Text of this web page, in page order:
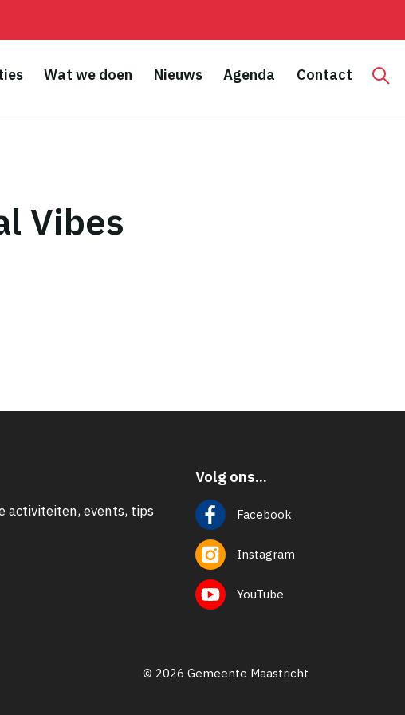
Wat we doen Nieuws Agenda Contact
Vibes
activiteiten, events, tips
Volg ons...
Facebook
Instagram
YouTube
© 2026 Gemeente Maastricht